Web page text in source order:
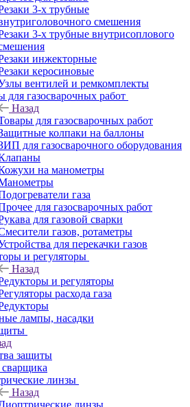
3-х трубные
смешения
3-х трубные внутрисоплового
инжекторные
керосиновые
вентилей и ремкомплекты
для газосварочных работ
Назад
для газосварочных работ
колпаки на баллоны
для газосварочного оборудования
на манометры
газа
для газосварочных работ
для газовой сварки
газов, ротаметры
для перекачки газов
и регуляторы
Назад
и регуляторы
расхода газа
лампы, насадки
защиты
линзы
Назад
линзы